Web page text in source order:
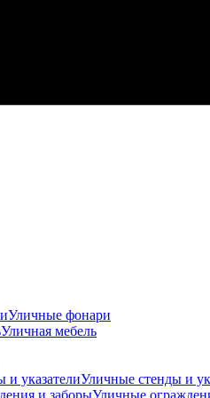
Уличные фонари
Уличная мебель
Уличные стенды и
Уличные